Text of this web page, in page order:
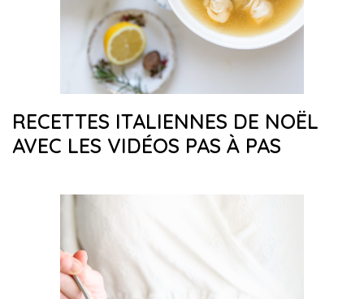
RECETTES ITALIENNES DE NOËL
AVEC LES VIDÉOS PAS À PAS